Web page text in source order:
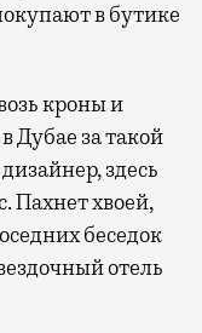
в бутике
кроны и
Дубае за такой
здесь
Пахнет хвоей,
беседок
отель